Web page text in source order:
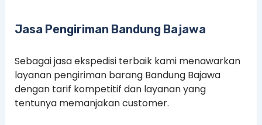
Jasa Pengiriman Bandung Bajawa
Sebagai jasa ekspedisi terbaik kami menawarkan
layanan pengiriman barang Bandung Bajawa
dengan tarif kompetitif dan layanan yang
tentunya memanjakan customer.